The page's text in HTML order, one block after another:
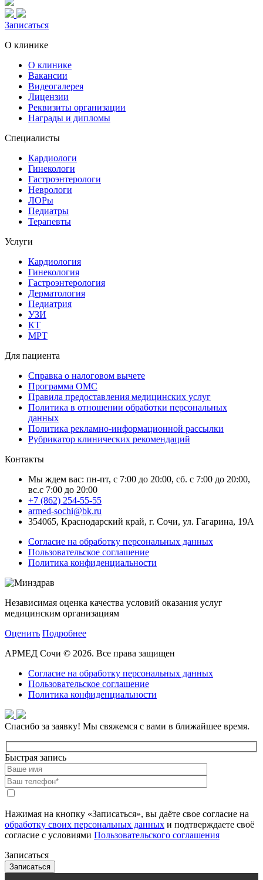
Записаться
О клинике
О клинике
Вакансии
Видеогалерея
Лицензии
Реквизиты организации
Награды и дипломы
Специалисты
Кардиологи
Гинекологи
Гастроэнтерологи
Неврологи
ЛОРы
Педиатры
Терапевты
Услуги
Кардиология
Гинекология
Гастроэнтерология
Дерматология
Педиатрия
УЗИ
КТ
МРТ
Для пациента
Справка о налоговом вычете
Программа ОМС
Правила предоставления медицинских услуг
Политика в отношении обработки персональных
данных
Политика рекламно-информационной рассылки
Рубрикатор клинических рекомендаций
Контакты
Мы ждем вас: пн-пт, с 7:00 до 20:00, сб. с 7:00 до 20:00,
вс.с 7:00 до 20:00
+7 (862) 254-55-55
armed-sochi@bk.ru
354065, Краснодарский край, г. Сочи, ул. Гагарина, 19А
Согласие на обработку персональных данных
Пользовательское соглашение
Политика конфиденциальности
Независимая оценка качества условий оказания услуг
медицинским организациям
Оценить Подробнее
АРМЕД Сочи © 2026. Все права защищен
Согласие на обработку персональных данных
Пользовательское соглашение
Политика конфиденциальности
Спасибо за заявку! Мы свяжемся с вами в ближайшее время.
Быстрая запись
Нажимая на кнопку «Записаться», вы даёте свое согласие на
обработку своих персональных данных и подтверждаете своё
согласие с условиями Пользовательского соглашения
Записаться